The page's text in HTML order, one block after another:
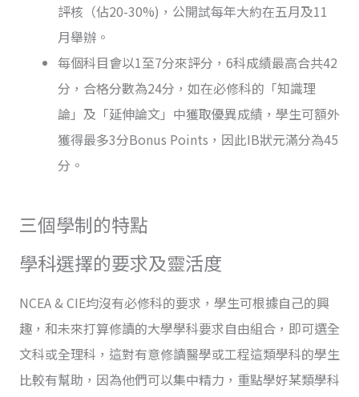
評核（佔20-30%)，公開試每年大約在五月及11
月舉辦。
每個科目會以1至7分來評分，6科成績最高合共42
分，合格分數為24分，如在必修科的「知識理
論」及「延伸論文」中獲取優異成績，學生可額外
獲得最多3分Bonus Points，因此IB狀元滿分為45
分。
三個學制的特點
學科選擇的要求及靈活度
NCEA & CIE均沒有必修科的要求，學生可根據自己的興
趣，和未來打算修讀的大學學科要求自由組合，即可選全
文科或全理科，這對有意修讀醫學或工程這類學科的學生
比較有幫助，因為他們可以集中精力，重點學好某類學科